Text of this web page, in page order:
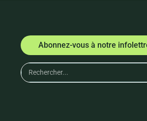
Abonnez-vous à notre